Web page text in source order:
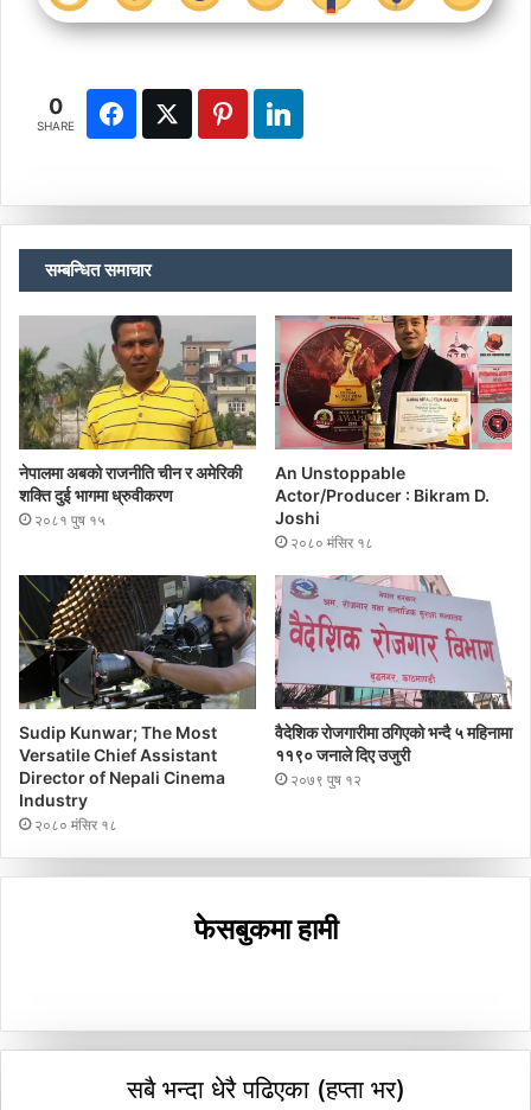
0
SHARE
सम्बन्धित समाचार
नेपालमा अबको राजनीति चीन र अमेरिकी
शक्ति दुई भागमा ध्रुवीकरण
२०८१ पुष १५
An Unstoppable
Actor/Producer : Bikram D.
Joshi
२०८० मंसिर १८
Sudip Kunwar; The Most
Versatile Chief Assistant
Director of Nepali Cinema
Industry
२०८० मंसिर १८
वैदेशिक रोजगारीमा ठगिएको भन्दै ५ महिनामा
११९० जनाले दिए उजुरी
२०७९ पुष १२
फेसबुकमा हामी
सबै भन्दा धेरै पढिएका (हप्ता भर)